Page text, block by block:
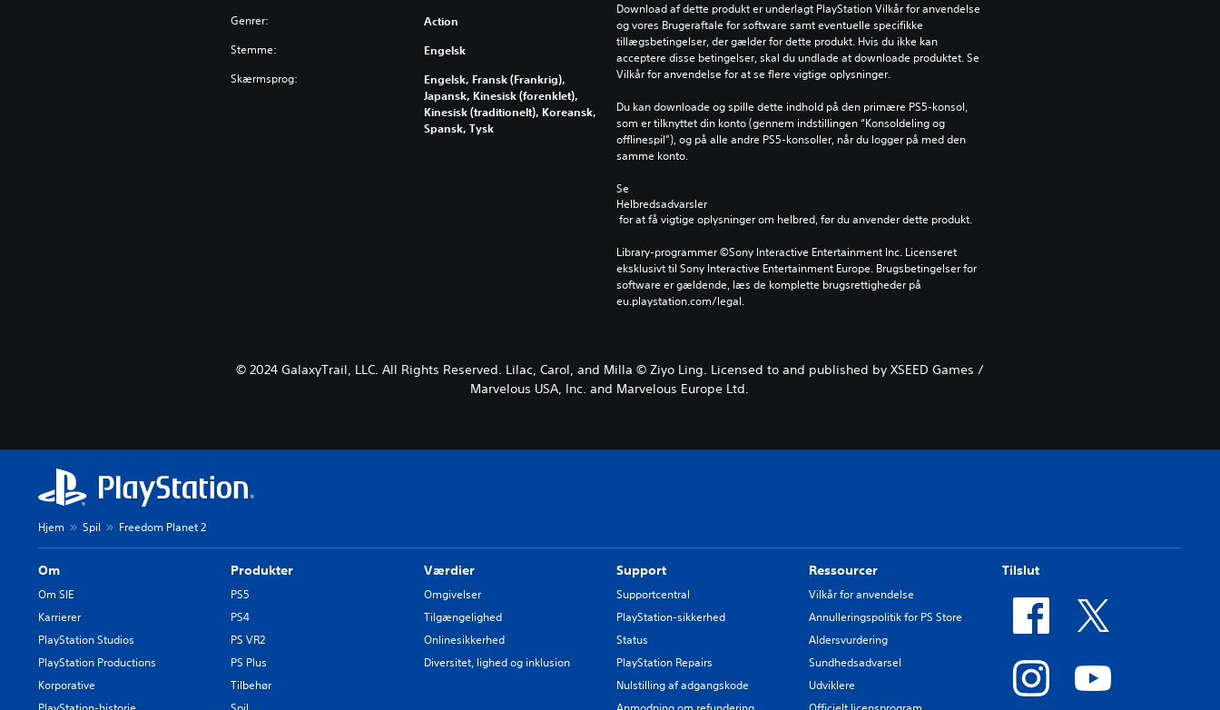
Genrer: Action
Stemme: Engelsk
Skærmsprog:
Engelsk, Fransk (Frankrig),
Japansk, Kinesisk (forenklet),
Kinesisk (traditionelt), Koreansk,
Spansk, Tysk
Download af dette produkt er underlagt PlayStation Vilkår for anvendelse
og vores Brugeraftale for software samt eventuelle specifikke
tillægsbetingelser, der gælder for dette produkt. Hvis du ikke kan
acceptere disse betingelser, skal du undlade at downloade produktet. Se
Vilkår for anvendelse for at se flere vigtige oplysninger.
Du kan downloade og spille dette indhold på den primære PS5-konsol,
som er tilknyttet din konto (gennem indstillingen “Konsoldeling og
offlinespil”), og på alle andre PS5-konsoller, når du logger på med den
samme konto.
Se
Helbredsadvarsler
for at få vigtige oplysninger om helbred, før du anvender dette produkt.
Library-programmer ©Sony Interactive Entertainment Inc. Licenseret
eksklusivt til Sony Interactive Entertainment Europe. Brugsbetingelser for
software er gældende, læs de komplette brugsrettigheder på
eu.playstation.com/legal.
© 2024 GalaxyTrail, LLC. All Rights Reserved. Lilac, Carol, and Milla © Ziyo Ling. Licensed to and published by XSEED Games /
Marvelous USA, Inc. and Marvelous Europe Ltd.
Hjem Spil Freedom Planet 2
Om
Om SIE
Karrierer
PlayStation Studios
PlayStation Productions
Korporative
Produkter
PS5
PS4
PS VR2
PS Plus
Tilbehør
Værdier
Omgivelser
Tilgængelighed
Onlinesikkerhed
Diversitet, lighed og inklusion
Support
Supportcentral
PlayStation-sikkerhed
Status
PlayStation Repairs
Nulstilling af adgangskode
Ressourcer
Vilkår for anvendelse
Annulleringspolitik for PS Store
Aldersvurdering
Sundhedsadvarsel
Udviklere
Tilslut